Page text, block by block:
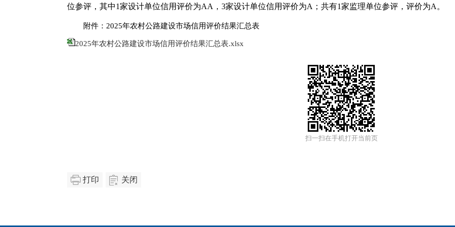
位参评，其中1家设计单位信用评价为AA，3家设计单位信用评价为A；共有1家监理单位参评，评价为A。
附件： 2025年农村公路建设市场信用评价结果汇总表
2025年农村公路建设市场信用评价结果汇总表.xlsx
扫一扫在手机打开当前页
打印 关闭